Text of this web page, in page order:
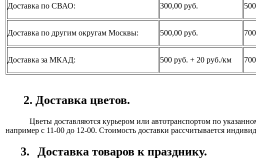
Доставка по СВАО: 300,00 руб.
Доставка по другим округам Москвы: 500,00 руб.
Доставка за МКАД: 500 руб. + 20 руб./км
2. Доставка цветов.
Цветы доставляются курьером или автотранспортом по
например с 11-00 до 12-00. Стоимость доставки рассчитывается
3. Доставка товаров к празднику.